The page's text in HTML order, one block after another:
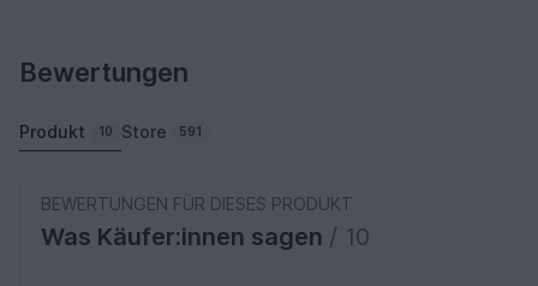
Bewertungen
Produkt 10 Store 591
BEWERTUNGEN FÜR DIESES PRODUKT
Was Käufer:innen sagen / 10